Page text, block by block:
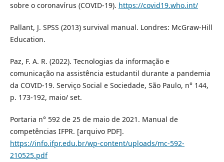
sobre o coronavírus (COVID-19). https://covid19.who.int/
Pallant, J. SPSS (2013) survival manual. Londres: McGraw-Hill
Education.
Paz, F. A. R. (2022). Tecnologias da informação e
comunicação na assistência estudantil durante a pandemia
da COVID-19. Serviço Social e Sociedade, São Paulo, n° 144,
p. 173-192, maio/ set.
Portaria n° 592 de 25 de maio de 2021. Manual de
competências IFPR. [arquivo PDF].
https://info.ifpr.edu.br/wp-content/uploads/mc-592-
210525.pdf